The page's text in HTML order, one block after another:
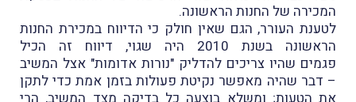
המכירה של החנות הראשונה.
לטענת העורר, הגם שאין חולק כי הדיווח במכירת החנות
הראשונה בשנת 2010 היה שגוי, דיווח זה הכיל
פגמים שהיו צריכים להדליק "נורות אדומות" אצל המשיב
– דבר שהיה מאפשר נקיטת פעולות בזמן אמת כדי לתקן